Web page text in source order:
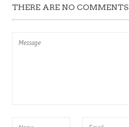
THERE ARE NO COMMENTS